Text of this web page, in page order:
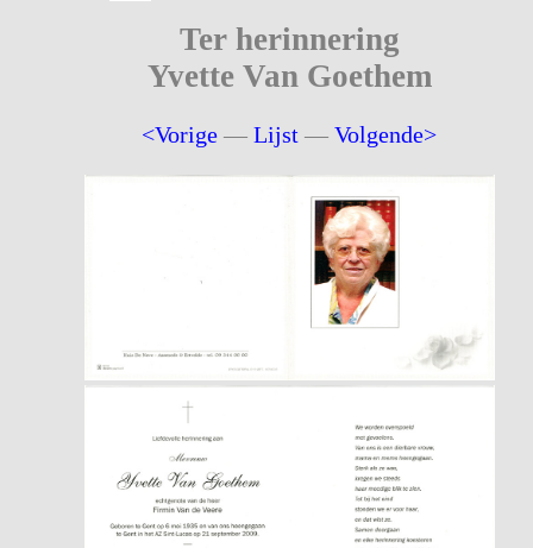
Ter herinnering
Yvette Van Goethem
<Vorige —Lijst —Volgende>